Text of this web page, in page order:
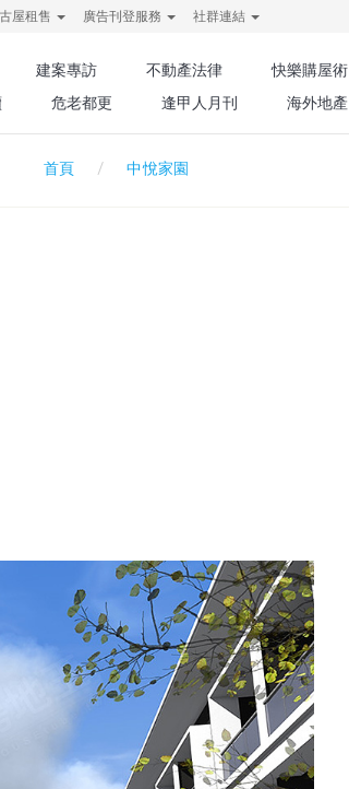
屋租售 廣告刊登服務 社群連結
建案專訪 不動產法律 快樂購屋術
危老都更 逢甲人月刊 海外地產
首頁 中悅家園